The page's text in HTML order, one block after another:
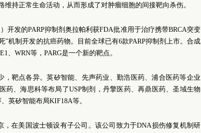
持正常生命活动，从而形成了对肿瘤细胞的间接靶向杀伤。
开发的PARP抑制剂奥拉帕利获FDA批准用于治疗携带BRCA突变
”机制开发的抗癌药物。目前全球已有6款PARP抑制剂上市。合成
、WRN等，PARG是一个新的靶点。
，靶点各异。英矽智能、先声药业、勤浩医药、浦合医药等企业
药、海思科等布局了USP制剂，丹擎医药、再鼎医药、圣域生物
英矽智能布局KIF18A等。
，在美国波士顿设有子公司。该公司致力于DNA损伤修复机制研